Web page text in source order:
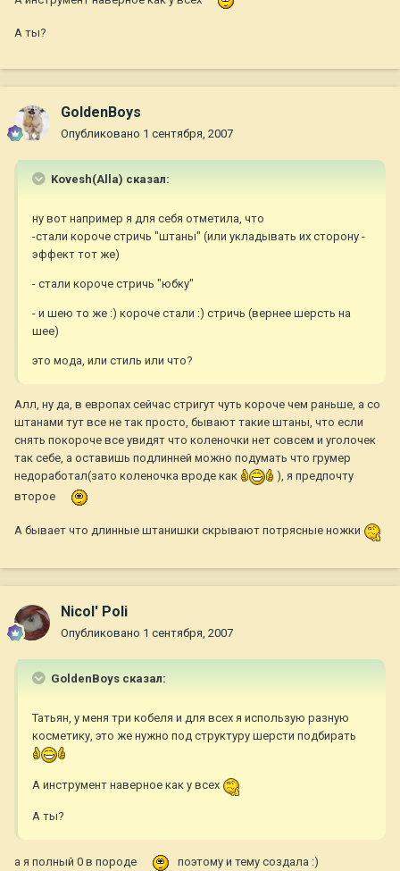
А ты?
GoldenBoys
Опубликовано 1 сентября, 2007
Kovesh(Alla) сказал:
ну вот например я для себя отметила, что
-стали короче стричь "штаны" (или укладывать их сторону -
эффект тот же)
- стали короче стричь "юбку"
- и шею то же :) короче стали :) стричь (вернее шерсть на
шее)
это мода, или стиль или что?
Алл, ну да, в европах сейчас стригут чуть короче чем раньше, а со
штанами тут все не так просто, бывают такие штаны, что если
снять покороче все увидят что коленочки нет совсем и уголочек
так себе, а оставишь подлинней можно подумать что грумер
недоработал(зато коленочка вроде как
), я предпочту
второе
А бывает что длинные штанишки скрывают потрясные ножки
Nicol' Poli
Опубликовано 1 сентября, 2007
GoldenBoys сказал:
Татьян, у меня три кобеля и для всех я использую разную
косметику, это же нужно под структуру шерсти подбирать
А инструмент наверное как у всех
А ты?
а я полный 0 в породе поэтому и тему создала :)